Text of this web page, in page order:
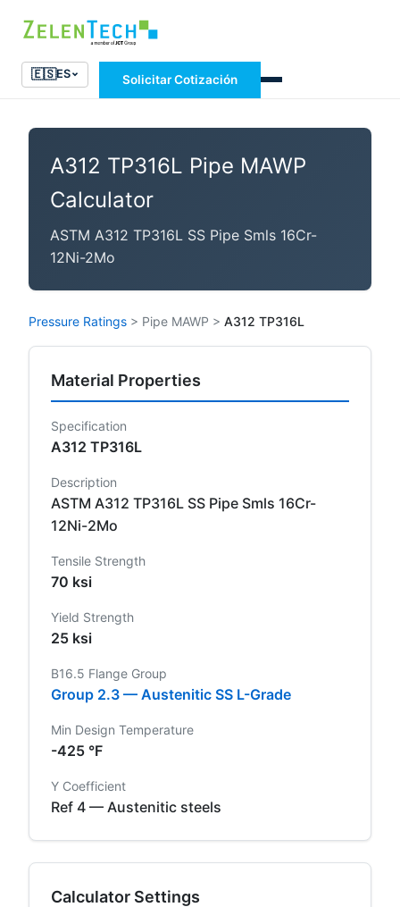
🇪🇸ES Solicitar Cotización
A312 TP316L Pipe MAWP
Calculator
ASTM A312 TP316L SS Pipe Smls 16Cr-
12Ni-2Mo
Pressure Ratings > Pipe MAWP > A312 TP316L
Material Properties
Specification
A312 TP316L
Description
ASTM A312 TP316L SS Pipe Smls 16Cr-
12Ni-2Mo
Tensile Strength
70 ksi
Yield Strength
25 ksi
B16.5 Flange Group
Group 2.3 — Austenitic SS L-Grade
Min Design Temperature
-425 °F
Y Coefficient
Ref 4 — Austenitic steels
Calculator Settings